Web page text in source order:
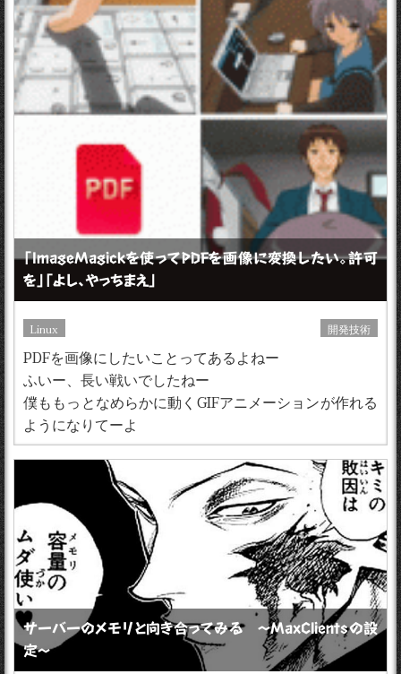
「ImageMagickを使ってPDFを画像に変換したい。許可
を」「よし、やっちまえ」
Linux 開発技術
PDFを画像にしたいことってあるよねー
ふいー、長い戦いでしたねー
僕ももっとなめらかに動くGIFアニメーションが作れる
ようになりてーよ
サーバーのメモリと向き合ってみる 〜MaxClientsの設
定〜